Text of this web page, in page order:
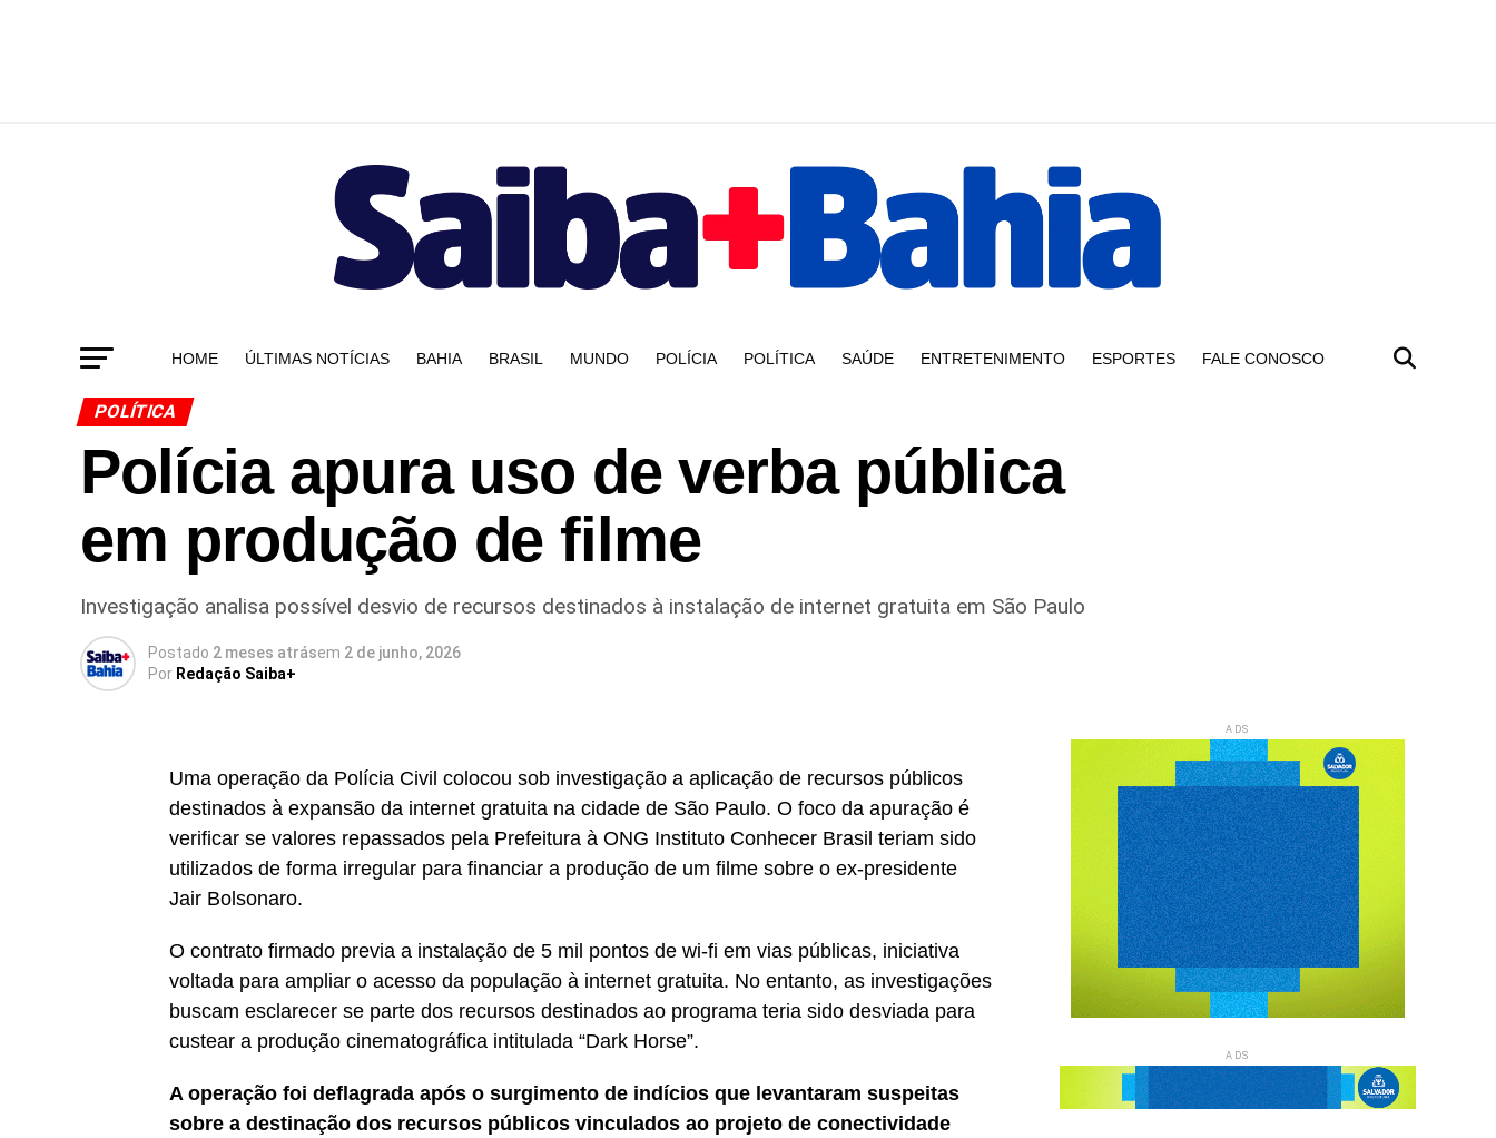
HOME ÚLTIMAS NOTÍCIAS BAHIA BRASIL MUNDO POLÍCIA POLÍTICA SAÚDE ENTRETENIMENTO ESPORTES FALE CONOSCO
POLÍTICA
Polícia apura uso de verba pública
em produção de filme
Investigação analisa possível desvio de recursos destinados à instalação de internet gratuita em São Paulo
Postado 2 meses atrásem 2 de junho, 2026
Por Redação Saiba+
Uma operação da Polícia Civil colocou sob investigação a aplicação de recursos públicos
destinados à expansão da internet gratuita na cidade de São Paulo. O foco da apuração é
verificar se valores repassados pela Prefeitura à ONG Instituto Conhecer Brasil teriam sido
utilizados de forma irregular para financiar a produção de um filme sobre o ex-presidente
Jair Bolsonaro.
O contrato firmado previa a instalação de 5 mil pontos de wi-fi em vias públicas, iniciativa
voltada para ampliar o acesso da população à internet gratuita. No entanto, as investigações
buscam esclarecer se parte dos recursos destinados ao programa teria sido desviada para
custear a produção cinematográfica intitulada “Dark Horse”.
A operação foi deflagrada após o surgimento de indícios que levantaram suspeitas
sobre a destinação dos recursos públicos vinculados ao projeto de conectividade
ADS
ADS